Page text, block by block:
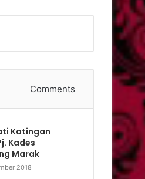
Comments
Katingan
Kades
Marak
2018